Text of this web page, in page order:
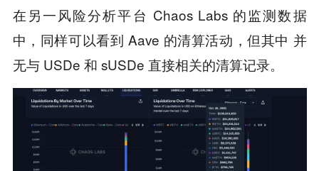
在另一风险分析平台 Chaos Labs 的监测数据
中，同样可以看到 Aave 的清算活动，但其中 并
无与 USDe 和 sUSDe 直接相关的清算记录。